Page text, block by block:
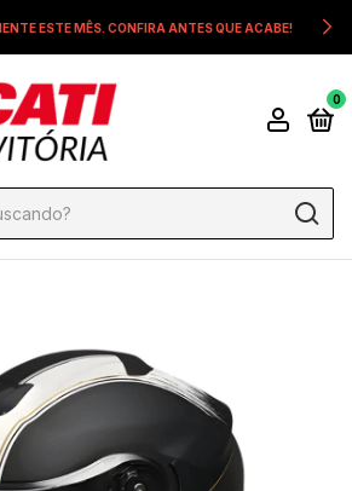
ESTE MÊS. CONFIRA ANTES QUE ACABE!
0